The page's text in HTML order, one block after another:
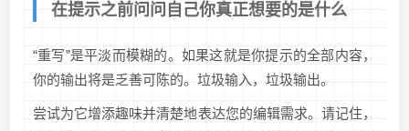
在提示之前问问自己你真正想要的是什么
“重写”是平淡而模糊的。如果这就是你提示的全部内容，
你的输出将是乏善可陈的。垃圾输入，垃圾输出。
尝试为它增添趣味并清楚地表达您的编辑需求。请记住，